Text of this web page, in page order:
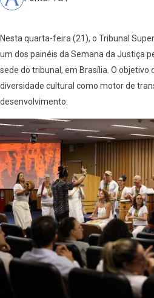
Nesta quarta-feira (21), o Tribunal
um dos painéis da Semana da Justiça
sede do tribunal, em Brasília. O objetivo
diversidade cultural como motor de
desenvolvimento.